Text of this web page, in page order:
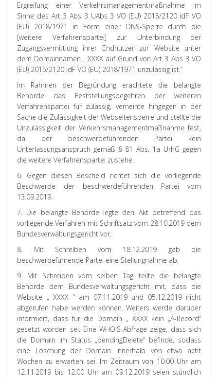
Ergreifung einer Verkehrsmanagementmaßnahme im
Sinne des Art 3 Abs 3 UAbs 3 VO (EU) 2015/2120 idF VO
(EU) 2018/1971 in Form einer DNS-Sperre durch die
[weitere Verfahrenspartei] zur Unterbindung der
Zugangsvermittlung ihrer Endnutzer zur Website unter
dem Domainnamen ‚ XXXX auf Grund von Art 3 Abs 3 VO
(EU) 2015/2120 idF VO (EU) 2018/1971 unzulässig ist.“
Im Rahmen der Begründung erachtete die belangte
Behörde das Feststellungsbegehren der weiteren
Verfahrenspartei für zulässig, verneinte hingegen in der
Sache die Zulässigkeit der Webseitensperre und stellte die
Unzulässigkeit der Verkehrsmanagementmaßnahme fest,
da der beschwerdeführenden Partei kein
Unterlassungsanspruch gemäß § 81 Abs. 1a UrhG gegen
die weitere Verfahrenspartei zustehe.
6. Gegen diesen Bescheid richtet sich die vorliegende
Beschwerde der beschwerdeführenden Partei vom
13.09.2019.
7. Die belangte Behörde legte den Akt betreffend das
vorliegende Verfahren mit Schriftsatz vom 28.10.2019 dem
Bundesverwaltungsgericht vor.
8. Mit Schreiben vom 18.12.2019 gab die
beschwerdeführende Partei eine Stellungnahme ab.
9. Mit Schreiben vom selben Tag teilte die belangte
Behörde dem Bundesverwaltungsgericht mit, dass die
Website „ XXXX “ am 07.11.2019 und 05.12.2019 nicht
abgerufen habe werden können. Weiters werde darüber
informiert, dass für die Domain „ XXXX kein „A-Record“
gesetzt worden sei. Eine WHOIS-Abfrage zeige, dass sich
die Domain im Status „pendingDelete“ befinde, sodass
eine Löschung der Domain innerhalb von etwa acht
Wochen zu erwarten sei. Im Zeitraum von 10:00 Uhr am
12.11.2019 bis 12:00 Uhr am 09.12.2019 seien stündlich